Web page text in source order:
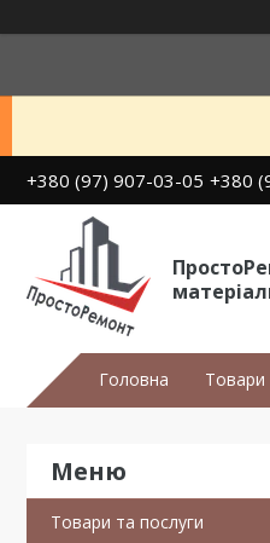
+380 (97) 907-03-05 +380
Головна Товари
Товари та послуги